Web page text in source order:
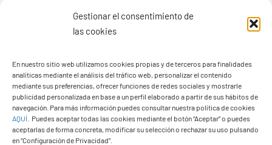
Gestionar el consentimiento de
las cookies
En nuestro sitio web utilizamos cookies propias y de terceros para finalidades
analíticas mediante el análisis del tráfico web, personalizar el contenido
mediante sus preferencias, ofrecer funciones de redes sociales y mostrarle
publicidad personalizada en base a un perfil elaborado a partir de sus hábitos de
navegación. Para más información puedes consultar nuestra política de cookies
AQUÍ
Puedes aceptar todas las cookies mediante el botón “Aceptar” o puedes
aceptarlas de forma concreta, modificar su selección o rechazar su uso pulsando
en “Configuración de Privacidad”.
Ayuntamiento de Yaiza
Pza. de Los Remedios, 1
35570 – Yaiza
Tel:928 83 62 20